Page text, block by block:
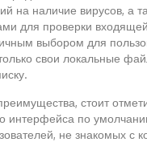
на наличие вирусов, а
для проверки
выбором для
свои локальные
стоит
интерфейса по
не знакомых с